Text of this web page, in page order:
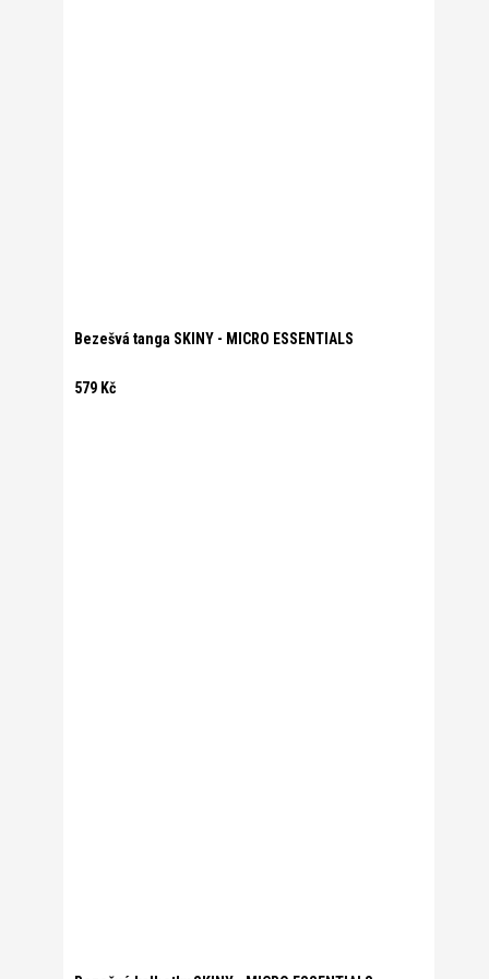
Bezešvá tanga SKINY - MICRO ESSENTIALS
579 Kč